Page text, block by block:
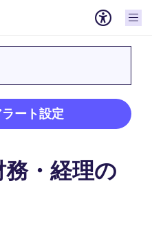
ート設定
・経理の